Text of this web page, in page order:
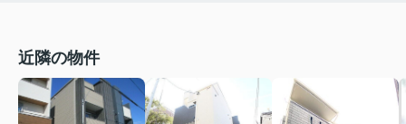
近隣の物件